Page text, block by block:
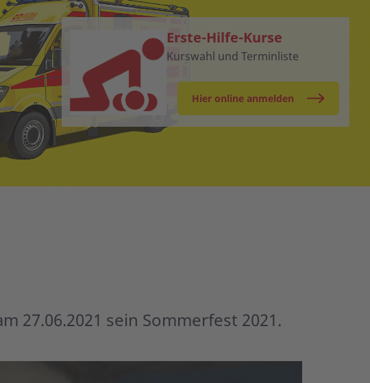
Erste-Hilfe-Kurse
Kurswahl und Terminliste
Hier online anmelden
27.06.2021 sein Sommerfest 2021.